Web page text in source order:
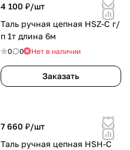
4 100 ₽/шт
Таль ручная цепная HSZ-C г/
п 1т длина 6м
0 0 Нет в наличии
Заказать
7 660 ₽/шт
Таль ручная цепная HSH-C